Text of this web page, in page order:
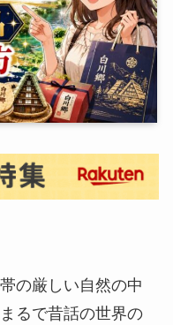
の厳しい自然の中
るで昔話の世界の